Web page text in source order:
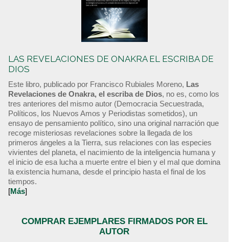
LAS REVELACIONES DE ONAKRA EL ESCRIBA DE
DIOS
Este libro, publicado por Francisco Rubiales Moreno, Las
Revelaciones de Onakra, el escriba de Dios, no es, como los
tres anteriores del mismo autor (Democracia Secuestrada,
Políticos, los Nuevos Amos y Periodistas sometidos), un
ensayo de pensamiento político, sino una original narración que
recoge misteriosas revelaciones sobre la llegada de los
primeros ángeles a la Tierra, sus relaciones con las especies
vivientes del planeta, el nacimiento de la inteligencia humana y
el inicio de esa lucha a muerte entre el bien y el mal que domina
la existencia humana, desde el principio hasta el final de los
tiempos.
[Más]
COMPRAR EJEMPLARES FIRMADOS POR EL
AUTOR